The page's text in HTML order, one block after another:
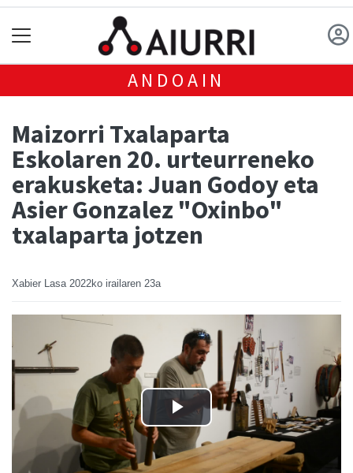
ANDOAIN
Maizorri Txalaparta
Eskolaren 20. urteurreneko
erakusketa: Juan Godoy eta
Asier Gonzalez "Oxinbo"
txalaparta jotzen
Xabier Lasa 2022ko irailaren 23a